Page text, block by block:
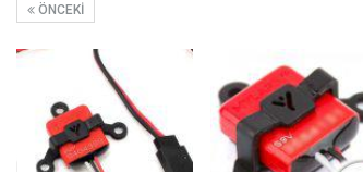
ÖNCEKI